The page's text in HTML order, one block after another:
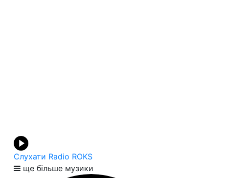
Слухати Radio ROKS
ще більше музики